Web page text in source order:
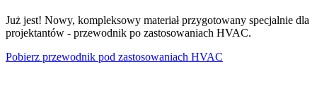
Już jest! Nowy, kompleksowy materiał przygotowany specjalnie dla
projektantów - przewodnik po zastosowaniach HVAC.
Pobierz przewodnik pod zastosowaniach HVAC